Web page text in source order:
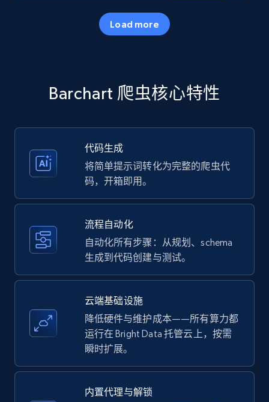
price, Currency, Availability, Reviews count, and
Amazon products - Collects products by
Title, Seller name, Brand, Description, Initial
price, Currency, Availability, Reviews count, and
Amazon products - find products by using
upc numbers
price, Currency, Availability, Reviews count, and
Load more
Barchart 爬虫核心特性
代码生成
将简单提示词转化为完整的爬虫代
码，开箱即用。
流程自动化
自动化所有步骤：从规划、schema
生成到代码创建与测试。
云端基础设施
降低硬件与维护成本——所有算力都
运行在 Bright Data 托管云上，按需
瞬时扩展。
内置代理与解锁